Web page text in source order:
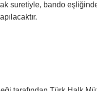
suretiyle, bando